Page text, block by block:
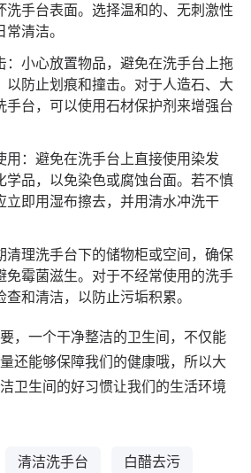
洗手台表面。选择温和的、无刺激性
清洁。
：小心放置物品，避免在洗手台上拖
以防止划痕和撞击。对于人造石、大
手台，可以使用石材保护剂来增强台
用：避免在洗手台上直接使用染发
学品，以免染色或腐蚀台面。若不慎
立即用湿布擦去，并用清水冲洗干
清理洗手台下的储物柜或空间，确保
免霉菌滋生。对于不经常使用的洗手
和清洁，以防止污垢积累。
，一个干净整洁的卫生间，不仅能
还能够保障我们的健康哦，所以大
卫生间的好习惯让我们的生活环境
清洁洗手台 白醋去污